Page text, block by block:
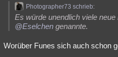
Photographer73 schrieb:
Es würde unendlich viele
@Eselchen genannte.
Worüber Funes sich auch schon